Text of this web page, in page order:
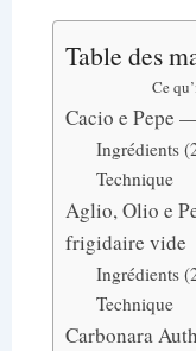
Table des
Ce
Cacio e Pepe
Ingrédients
Technique
Aglio, Olio e
frigidaire vide
Ingrédients
Technique
Carbonara